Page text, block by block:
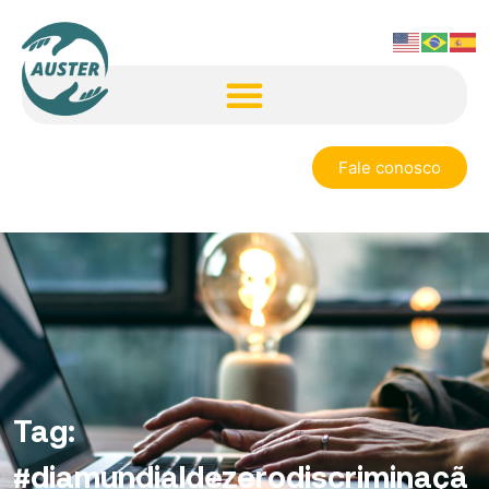
Fale conosco
Tag:
#diamundialdezerodiscriminaçã